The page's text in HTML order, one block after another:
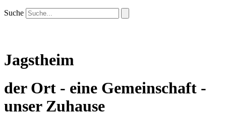
Suche
Jagstheim
der Ort - eine Gemeinschaft -
unser Zuhause